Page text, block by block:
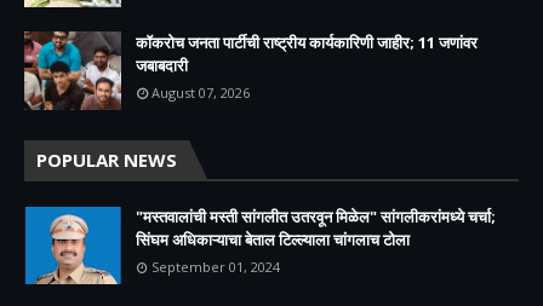
कॉकरोच जनता पार्टीची राष्ट्रीय कार्यकारिणी जाहीर; 11 जणांवर
जबाबदारी
August 07, 2026
POPULAR NEWS
"मस्तवालांची मस्ती सांगलीत उतरवून मिळेल" सांगलीकरांमध्ये चर्चा;
सिंघम अधिकाऱ्याचा बेताल टिल्ल्याला चांगलाच टोला
September 01, 2024